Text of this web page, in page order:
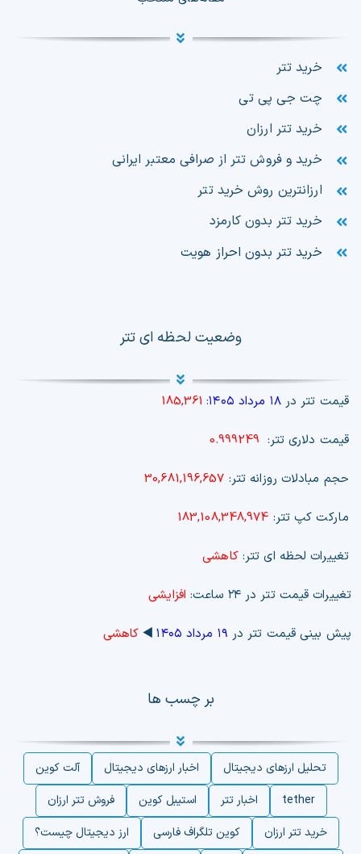
خرید تتر
چت جی پی تی
خرید تتر ارزان
خرید و فروش تتر از صرافی معتبر ایرانی
ارزانترین روش خرید تتر
خرید تتر بدون کارمزد
خرید تتر بدون احراز هویت
وضعیت لحظه ای تتر
قیمت تتر در۱۸ مرداد ۱۴۰۵ :
185,361
قیمت دلاری تتر: 0.999249
حجم مبادلات روزانه تتر: 30,681,196,657
مارکت کپ تتر: 183,108,348,974
تغییرات لحظه ای تتر:کاهشی
تغییرات قیمت تتر در ۲۴ ساعت: افزایشی
پیش بینی قیمت تتر در ۱۹ مرداد ۱۴۰۵ ◀️ کاهشی
بر چسب ها
تحلیل ارزهای دیجیتال اخبار ارزهای دیجیتال
آلت کوین
tether
اخبار تتر استیبل کوین
فروش تتر ارزان
خرید تتر ارزان
کوین تلگراف فارسی
ارز دیجیتال چیست؟